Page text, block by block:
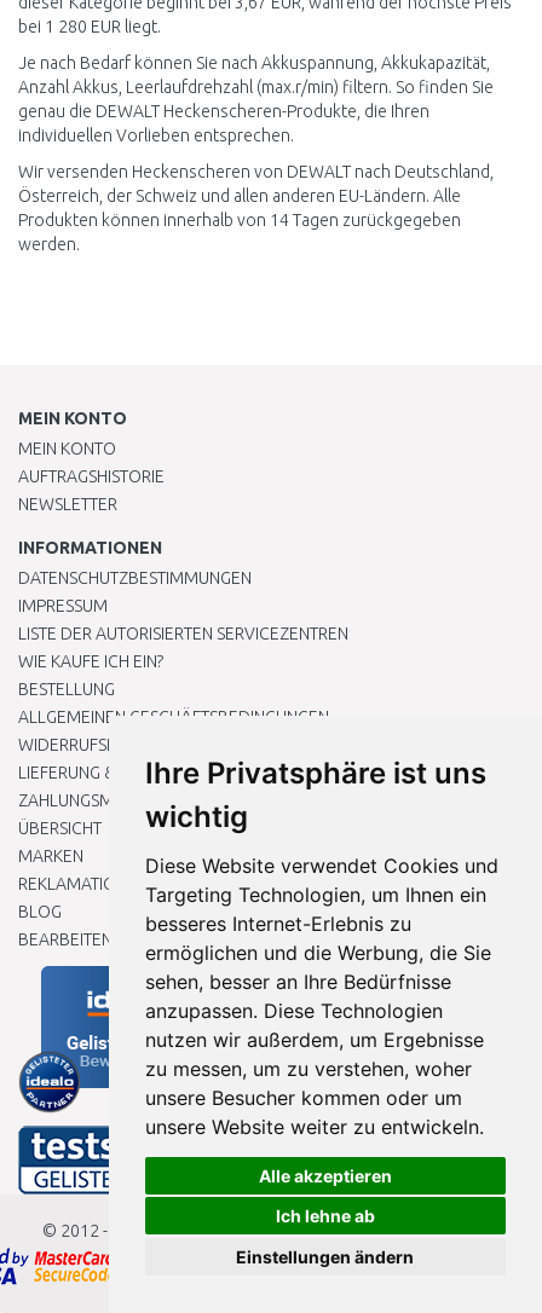
Ihre Privatsphäre ist uns
wichtig
Diese Website verwendet Cookies und
Targeting Technologien, um Ihnen ein
besseres Internet-Erlebnis zu
ermöglichen und die Werbung, die Sie
sehen, besser an Ihre Bedürfnisse
anzupassen. Diese Technologien
nutzen wir außerdem, um Ergebnisse
zu messen, um zu verstehen, woher
unsere Besucher kommen oder um
unsere Website weiter zu entwickeln.
Alle akzeptieren
Ich lehne ab
Einstellungen ändern
bei 1 280 EUR liegt.
Je nach Bedarf können Sie nach Akkuspannung, Akkukapazität,
Anzahl Akkus, Leerlaufdrehzahl (max.r/min) filtern. So finden Sie
genau die DEWALT Heckenscheren-Produkte, die Ihren
individuellen Vorlieben entsprechen.
Wir versenden Heckenscheren von DEWALT nach Deutschland,
Österreich, der Schweiz und allen anderen EU-Ländern. Alle
Produkten können innerhalb von 14 Tagen zurückgegeben
werden.
MEIN KONTO
MEIN KONTO
AUFTRAGSHISTORIE
NEWSLETTER
INFORMATIONEN
DATENSCHUTZBESTIMMUNGEN
IMPRESSUM
LISTE DER AUTORISIERTEN SERVICEZENTREN
WIE KAUFE ICH EIN?
BESTELLUNG
ALLGEMEINEN GESCHÄFTSBEDINGUNGEN
WIDERRUFSRECHT
LIEFERUNG & ZAHLUNG
ZAHLUNGSMETHODEN
ÜBERSICHT
MARKEN
REKLAMATIONEN UND RETOUREN
BLOG
BEARBEITEN SIE MEINE COOKIE-EINSTELLUNGEN
© 2012 - 2026Baumarkteu.de